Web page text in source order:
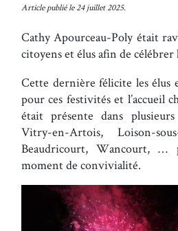
Article publié le 24 juillet 2025.
Cathy Apourceau-Poly était
citoyens et élus afin de
Cette dernière félicite les élus
pour ces festivités et l’accueil
était présente dans
Vitry-en-Artois, Loison-
Beaudricourt, Wancourt, …
moment de convivialité.